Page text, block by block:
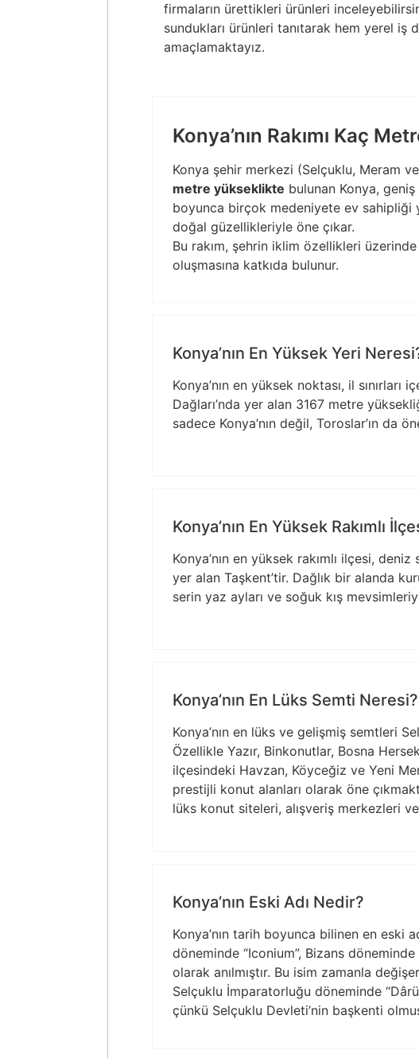
firmaların ürettikleri ürünleri
sundukları ürünleri tanıtarak hem yerel iş
amaçlamaktayız.
Konya’nın Rakımı Kaç
Konya şehir merkezi (Selçuklu, Meram
metre yükseklikte bulunan Konya,
boyunca birçok medeniyete ev
doğal güzellikleriyle öne çıkar.
Bu rakım, şehrin iklim özellikleri
oluşmasına katkıda bulunur.
Konya’nın En Yüksek Yeri
Konya’nın en yüksek noktası, il
Dağları’nda yer alan 3167 metre
sadece Konya’nın değil, Toroslar’ın da
Konya’nın En Yüksek Rakımlı
Konya’nın en yüksek rakımlı ilçesi,
yer alan Taşkent’tir. Dağlık bir alanda
serin yaz ayları ve soğuk kış
Konya’nın En Lüks Semti Neresi?
Konya’nın en lüks ve gelişmiş semtleri
Özellikle Yazır, Binkonutlar, Bosna
ilçesindeki Havzan, Köyceğiz ve Yeni
prestijli konut alanları olarak öne
lüks konut siteleri, alışveriş merkezleri
Konya’nın Eski Adı Nedir?
Konya’nın tarih boyunca bilinen en eski
döneminde “Iconium”, Bizans
olarak anılmıştır. Bu isim zamanla
Selçuklu İmparatorluğu döneminde
çünkü Selçuklu Devleti’nin başkenti